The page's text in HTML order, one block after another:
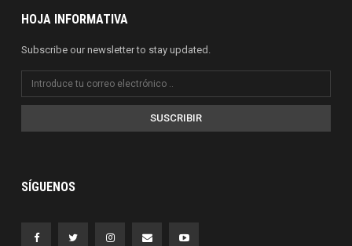
HOJA INFORMATIVA
Subscribe our newsletter to stay updated.
SUSCRIBIR
SÍGUENOS